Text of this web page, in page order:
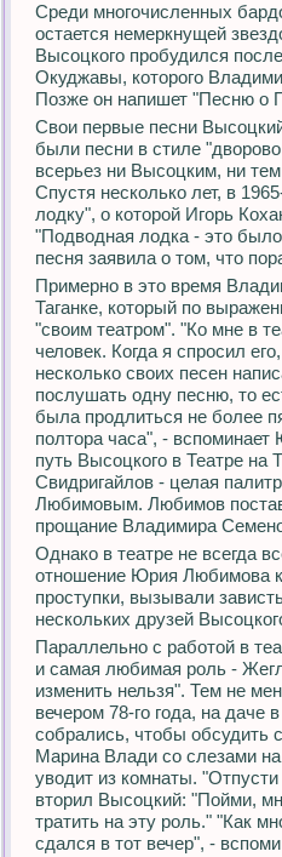
Среди многочисленных
остается немеркнущей
Высоцкого пробудился
Окуджавы, которого
Позже он напишет "Песню о
Свои первые песни
были песни в стиле
всерьез ни Высоцким, ни
Спустя несколько лет, в
лодку", о которой Игорь
"Подводная лодка - это
песня заявила о том, что
Примерно в это время
Таганке, который по
"своим театром". "Ко мне в
человек. Когда я спросил
несколько своих песен
послушать одну песню, то
была продлиться не более
полтора часа", -
путь Высоцкого в Театре на
Свидригайлов - целая
Любимовым. Любимов
прощание Владимира
Однако в театре не всегда
отношение Юрия Любимова
проступки, вызывали
нескольких друзей
Параллельно с работой в
и самая любимая роль -
изменить нельзя". Тем не
вечером 78-го года, на
собрались, чтобы обсудить
Марина Влади со слезами на
уводит из комнаты.
вторил Высоцкий: "Пойми,
тратить на эту роль." "Как
сдался в тот вечер", -